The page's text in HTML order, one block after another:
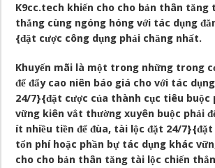
K9cc.tech khiến cho cho bản thân tăng
thắng cùng ngóng hóng với tác dụng
{đặt cược công dụng phải chăng nhất.
Khuyến mãi là một trong những trong
để đẩy cao niên báo giá cho với tác
24/7}{đặt cược của thành cục tiêu buộc
vững kiên vắt thường xuyên buộc phải
ít nhiều tiền để đùa, tài lộc đặt 24/
tổn phí hoặc phần bự tác dụng khác
cho cho bản thân tăng tài lộc chiến